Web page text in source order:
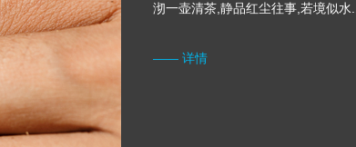
沏一壶清茶,静品红尘往事,若境似水...
—— 详情